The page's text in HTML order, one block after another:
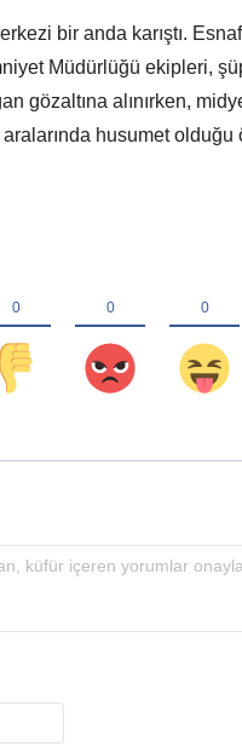
bir anda karıştı.
Müdürlüğü ekipleri,
gözaltına alınırken,
husumet olduğu